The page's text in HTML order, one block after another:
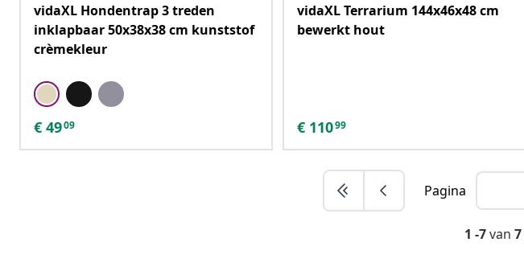
vidaXL Hondentrap 3 treden
inklapbaar 50x38x38 cm kunststof
crèmekleur
€ 4909
vidaXL Terrarium 144x46x48 cm
bewerkt hout
€ 11099
Pagina
1 -7van 7